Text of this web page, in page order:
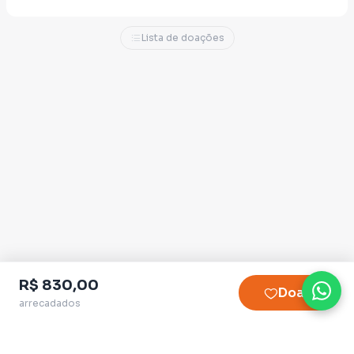
da campanhas tradicionais, a nossa força
Contribua
com a nossa vaquinha virtual!
Lista de doações
R$ 830,00
arrecadados
Doar